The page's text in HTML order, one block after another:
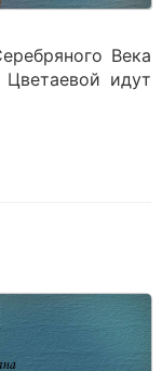
Века
идут